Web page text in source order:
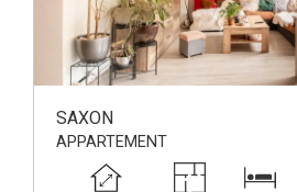
SAXON
APPARTEMENT